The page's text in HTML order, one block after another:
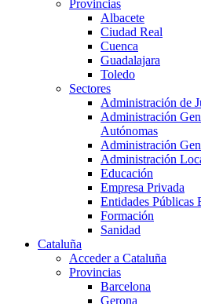
Provincias
Albacete
Ciudad Real
Cuenca
Guadalajara
Toledo
Sectores
Administración de
Administración
Autónomas
Administración
Administración
Educación
Empresa Privada
Entidades Públicas
Formación
Sanidad
Cataluña
Acceder a Cataluña
Provincias
Barcelona
Gerona